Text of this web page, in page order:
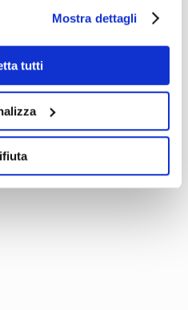
Mostra dettagli
tutti